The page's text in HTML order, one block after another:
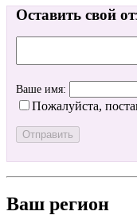
Оставить свой
Ваше имя:
Пожалуйста,
Ваш регион